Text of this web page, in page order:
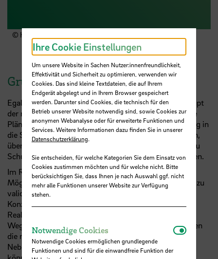
© HSB - Mitko Petrov
Gründungsberatung
Egal ob Sie noch überlegen, ob eine Gründung überhaupt
der richtige Weg für Sie ist oder ob Sie schon konkrete
Pläne haben, unser Team unterstützt Sie auf Ihrem Weg in
die Selbstständigkeit: von der Generierung erster Ideen,
über die Entwicklung Ihres Geschäftsmodells bis hin zu
Schutzrechten, Finanzierungsfragen und Förderanträgen.
Im Rahmen einer Gründungsberatung haben Sie die
Möglichkeit, allgemeine Fragen zu klären und Ihre Idee zu
validieren. Wir prüfen gemeinsam mit Ihnen, ob Ihr
Konzept stimmig ist und wie Sie Ihr Vorhaben in die
Realität umsetzen können. Wir begleiten Sie auf Ihrem
Weg, finden gemeinsam Lösungen und vermitteln Ihnen
die richtigen Kontakte in der Bremer Gründungsszene.
Neben Studierenden, Mitarbeiter:innen und Lehrenden
Ihre Cookie Einstellungen
Um unsere Website in Sachen Nutzer:innenfreundlichkeit,
Effektivität und Sicherheit zu optimieren, verwenden wir
Cookies. Das sind kleine Textdateien, die auf Ihrem
Endgerät abgelegt und in Ihrem Browser gespeichert
werden. Darunter sind Cookies, die technisch für den
Betrieb unserer Website notwendig sind, sowie Cookies zur
anonymen Webanalyse oder für erweiterte Funktionen und
Services. Weitere Informationen dazu finden Sie in unserer
Datenschutzerklärung.
Sie entscheiden, für welche Kategorien Sie dem Einsatz von
Cookies zustimmen möchten und für welche nicht. Bitte
berücksichtigen Sie, dass Ihnen je nach Auswahl ggf. nicht
mehr alle Funktionen unserer Website zur Verfügung
stehen.
Notwendige Cookies
Notwendige Cookies ermöglichen grundlegende
Funktionen und sind für die einwandfreie Funktion der